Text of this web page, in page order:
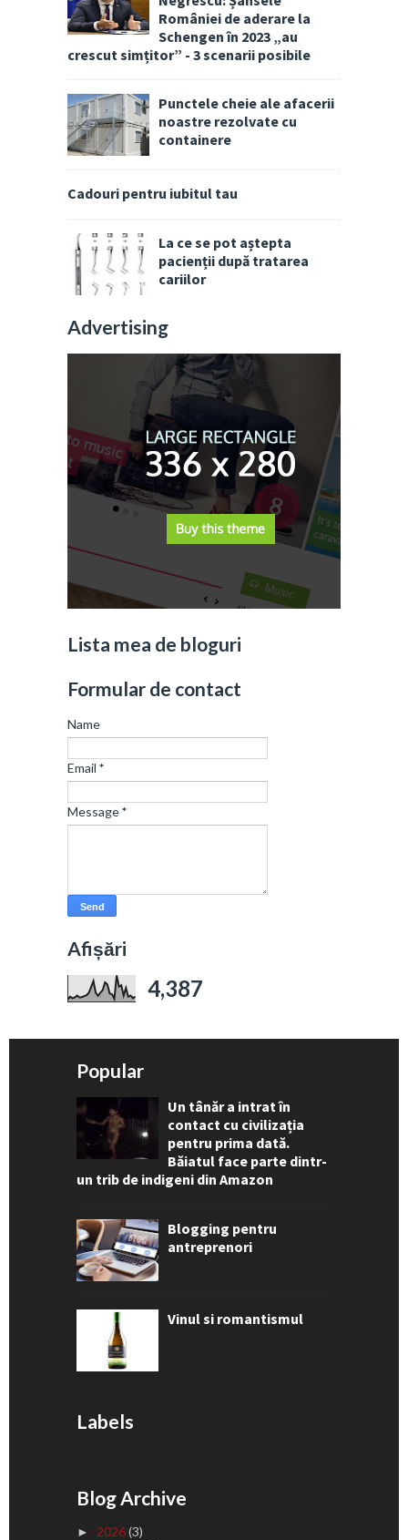
României de aderare la
Schengen în 2023 „au
crescut simțitor” - 3 scenarii posibile
Punctele cheie ale afacerii
noastre rezolvate cu
containere
Cadouri pentru iubitul tau
La ce se pot aștepta
pacienții după tratarea
cariilor
Advertising
Lista mea de bloguri
Formular de contact
Name
Email *
Message*
Afișări
4,387
Popular
Un tânăr a intrat în
contact cu civilizația
pentru prima dată.
Băiatul face parte dintr-
un trib de indigeni din Amazon
Blogging pentru
antreprenori
Vinul si romantismul
Labels
Blog Archive
► 2026(3)